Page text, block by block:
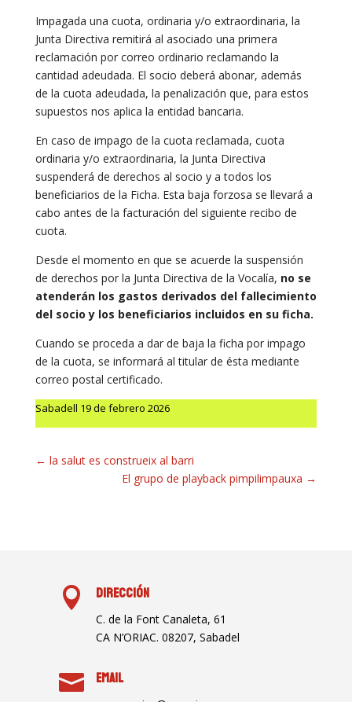
Impagada una cuota, ordinaria y/o extraordinaria, la
Junta Directiva remitirá al asociado una primera
reclamación por correo ordinario reclamando la
cantidad adeudada. El socio deberá abonar, además
de la cuota adeudada, la penalización que, para estos
supuestos nos aplica la entidad bancaria.
En caso de impago de la cuota reclamada, cuota
ordinaria y/o extraordinaria, la Junta Directiva
suspenderá de derechos al socio y a todos los
beneficiarios de la Ficha. Esta baja forzosa se llevará a
cabo antes de la facturación del siguiente recibo de
cuota.
Desde el momento en que se acuerde la suspensión
de derechos por la Junta Directiva de la Vocalía, no se
atenderán los gastos derivados del fallecimiento
del socio y los beneficiarios incluidos en su ficha.
Cuando se proceda a dar de baja la ficha por impago
de la cuota, se informará al titular de ésta mediante
correo postal certificado.
Sabadell 19 de febrero 2026
← la salut es construeix al barri
El grupo de playback pimpilimpauxa →
 Dirección
C. de la Font Canaleta, 61
CA N’ORIAC. 08207, Sabadel
 Email